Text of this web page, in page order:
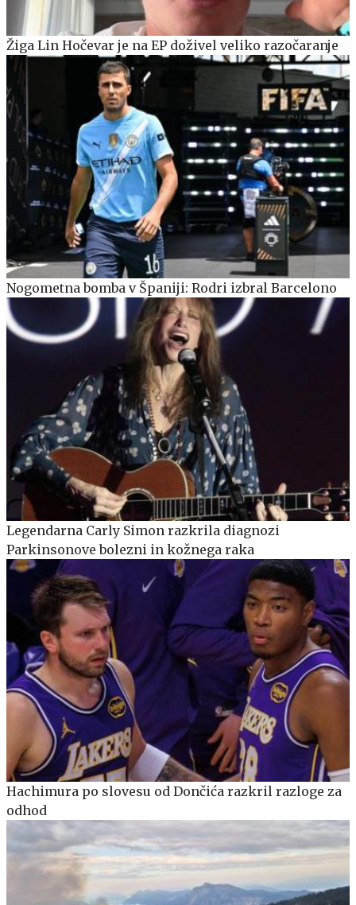
Žiga Lin Hočevar je na EP doživel veliko razočaranje
Nogometna bomba v Španiji: Rodri izbral Barcelono
Legendarna Carly Simon razkrila diagnozi
Parkinsonove bolezni in kožnega raka
Hachimura po slovesu od Dončića razkril razloge za
odhod